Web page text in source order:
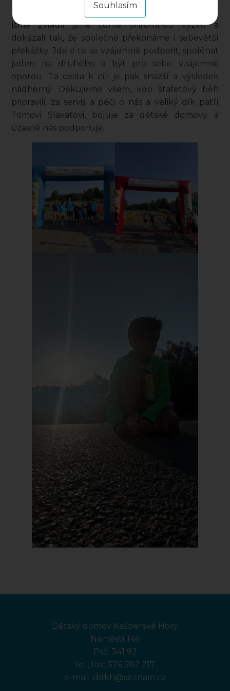
Právem jim patří velké uznání a respekt, protože
jsme zvládli jsme tuhle ohromnou výzvu a
dokázali tak, že společně překonáme i sebevětší
překážky. Jde o to se vzájemně podpořit, spoléhat
jeden na druhého a být pro sebe vzájemně
oporou. Ta cesta k cíli je pak snazší a výsledek
nádherný. Děkujeme všem, kdo štafetový běh
připravili, za servis a péči o nás a veliký dík patří
Tomovi Slavatovi, bojuje za dětské domovy a
úžasně nás podporuje.
Dětský domov Kašperské Hory
Náměstí 146
Psč: 341 92
tel., fax: 376 582 217
e-mail: ddkh@seznam.cz
Souhlasím